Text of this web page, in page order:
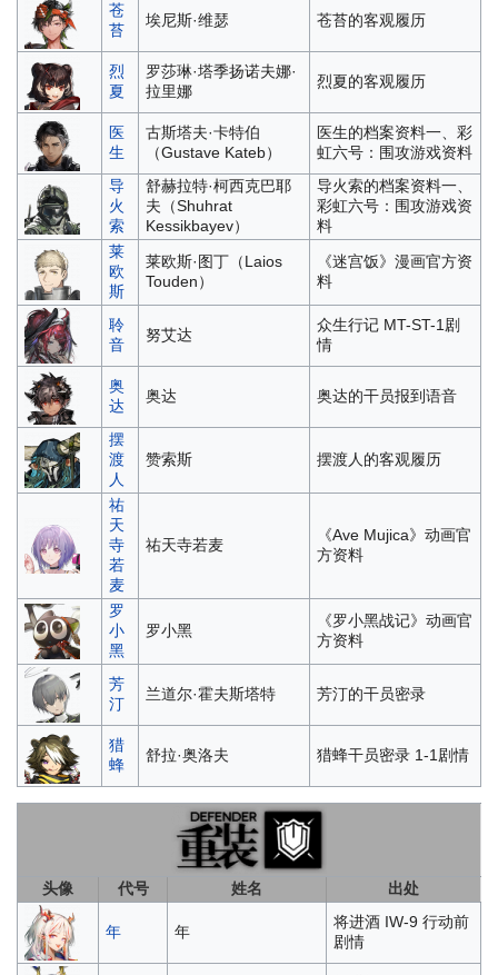
苍
苔
埃尼斯·维瑟 苍苔的客观履历
烈
夏
罗莎琳·塔季扬诺夫娜·
拉里娜
烈夏的客观履历
医
生
古斯塔夫·卡特伯
（Gustave Kateb）
医生的档案资料一、彩
虹六号：围攻游戏资料
导
火
索
舒赫拉特·柯西克巴耶
夫（Shuhrat
Kessikbayev）
导火索的档案资料一、
彩虹六号：围攻游戏资
料
莱
欧
斯
莱欧斯·图丁（Laios
Touden）
《迷宫饭》漫画官方资
料
聆
音
努艾达
众生行记 MT-ST-1剧
情
奥
达
奥达 奥达的干员报到语音
摆
渡
人
赞索斯 摆渡人的客观履历
祐
天
寺
若
麦
祐天寺若麦
《Ave Mujica》动画官
方资料
罗
小
黑
罗小黑
《罗小黑战记》动画官
方资料
芳
汀
兰道尔·霍夫斯塔特 芳汀的干员密录
猎
蜂
舒拉·奥洛夫 猎蜂干员密录 1-1剧情
头像 代号 姓名 出处
年 年
将进酒 IW-9 行动前
剧情